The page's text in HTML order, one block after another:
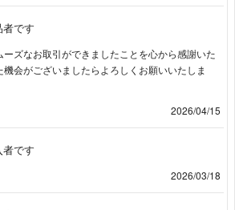
者です
ーズなお取引ができましたことを心から感謝いた
機会がございましたらよろしくお願いいたしま
2026/04/15
者です
2026/03/18